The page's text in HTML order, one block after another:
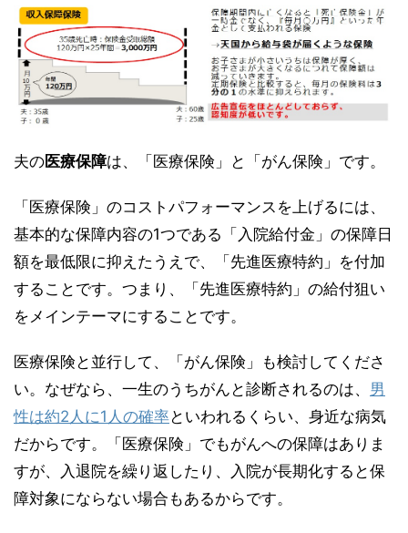
夫の医療保障は、「医療保険」と「がん保険」です。
「医療保険」のコストパフォーマンスを上げるには、
基本的な保障内容の1つである「入院給付金」の保障日
額を最低限に抑えたうえで、「先進医療特約」を付加
することです。つまり、「先進医療特約」の給付狙い
をメインテーマにすることです。
医療保険と並行して、「がん保険」も検討してくださ
い。なぜなら、一生のうちがんと診断されるのは、 男
性は約2人に1人の確率といわれるくらい、身近な病気
だからです。「医療保険」でもがんへの保障はありま
すが、入退院を繰り返したり、入院が長期化すると保
障対象にならない場合もあるからです。